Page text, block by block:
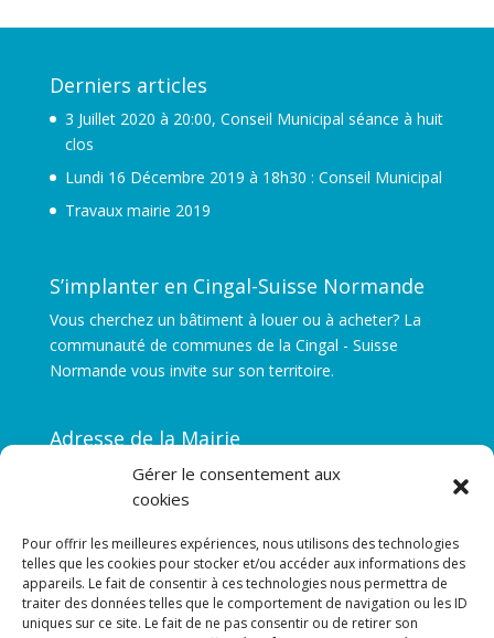
Gérer le consentement aux
cookies
Pour offrir les meilleures expériences, nous utilisons des technologies
telles que les cookies pour stocker et/ou accéder aux informations des
appareils. Le fait de consentir à ces technologies nous permettra de
traiter des données telles que le comportement de navigation ou les ID
uniques sur ce site. Le fait de ne pas consentir ou de retirer son
Derniers articles
3 Juillet 2020 à 20:00, Conseil Municipal séance à huit
clos
Lundi 16 Décembre 2019 à 18h30 : Conseil Municipal
Travaux mairie 2019
S’implanter en Cingal-Suisse Normande
Vous cherchez un bâtiment à louer ou à acheter? La
communauté de communes de la Cingal - Suisse
Normande vous invite sur son territoire.
Adresse de la Mairie
Mentions légales